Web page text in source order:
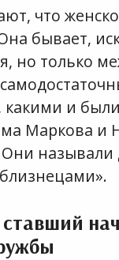
что
бывает,
но только
и
Маркова и
называли